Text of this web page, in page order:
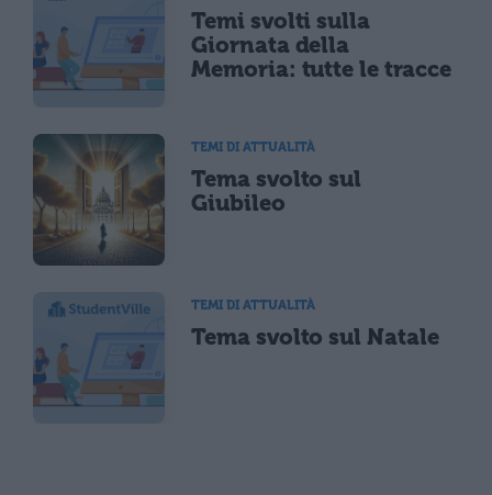
Temi svolti sulla
Giornata della
Memoria: tutte le tracce
TEMI DI ATTUALITÀ
Tema svolto sul
Giubileo
TEMI DI ATTUALITÀ
Tema svolto sul Natale